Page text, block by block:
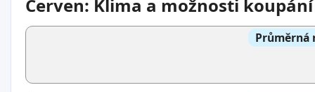
Červen: Klima a možnosti koupání
Průměrná